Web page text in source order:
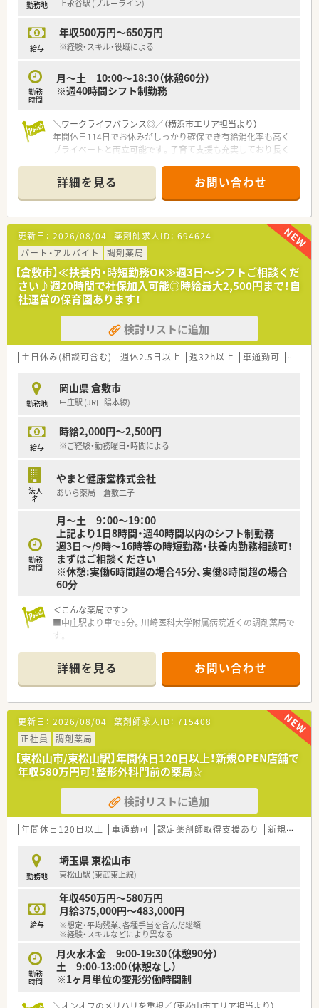
■店舗の9割以上が住宅街に立地しており、地域の方々のニーズ
勤務地 上永谷駅 (ブルーライン)
給与
年収500万円～650万円
※経験・スキル・役職による
勤務
時間
月～土 10:00～18:30（休憩60分）
※週40時間シフト制勤務
＼ワークライフバランス◎／（横浜市エリア担当より）
年間休日114日でお休みがしっかり確保でき有給消化率も高く
プライベートと両立可能です。子育て支援も充実しており長く
＊------------------------------------------＊
【店舗情報と応需状況について】
■上永谷駅からバスで15分ほどの住宅街に位置する、2025年1
月にオープンした調剤併設店です。
■面応需で幅広い処方箋を受け付けるほか、場所柄を活かして在
宅医療にも積極的に取り組んでいく予定です。
■処方箋枚数や勤務する薬剤師などの人員体制については、新規
オープンのため詳細な情報をお待ちください。
【求人情報について】
■ご経験やスキルを考慮のうえ、年収500万円から650万円の範
囲で条件をご提示させていただく予定です。
■年間休日は114日設定されており、年間シフトによる週休2日
制でプライベートの予定も立てやすい環境です。
万円の家賃補助プランをご利用いただけます。
【法人特徴について】
ッグストアを展開している大手企業です。
■東京と神奈川での合計店舗数は業界トップクラスであり、安定
とを重視しており、無理なノルマは設けていません。
■薬局長や管理薬剤師への就任を目指す方には、意欲と実績に応
じてキャリアアップの道が開かれています。
■在宅医療に特化した研修も用意されており、これからの時代に
必要とされる在宅スキルの習得が可能です。
■大手チェーンならではの多彩なキャリアパスが存在し、ご自身
の適性に合わせた長期的な成長が見込めます。
詳細を見る お問い合わせ
更新日： 2026/08/04 薬剤師求人ID： 694624
パート・アルバイト
調剤薬局
【倉敷市】≪扶養内・時短勤務OK≫週3日～シフトご相談くだ
さい♪週20時間で社保加入可能◎時給最大2,500円まで！自
社運営の保育園あります！
検討リストに追加
土日休み(相談可含む) 週休2.5日以上 週32h以上 車通勤可 高時
勤務地
岡山県 倉敷市
中庄駅 (JR山陽本線)
給与
時給2,000円～2,500円
※ご経験・勤務曜日・時間による
法人
名
やまと健康堂株式会社
あいら薬局 倉敷二子
勤務
時間
月～土 9：00～19：00
上記より1日8時間・週40時間以内のシフト制勤務
週3日～/9時～16時等の時短勤務・扶養内勤務相談可！
まずはご相談ください
※休憩:実働6時間超の場合45分、実働8時間超の場合
60分
＜こんな薬局です＞
■中庄駅より車で5分。川崎医科大学附属病院近くの調剤薬局で
す。
選定など新規開局に携わることのできるやりがいある環境で
す。
■多角的に事業展開する法人が運営しており経営も安定、自社運
営の保育園で子育て中の方のサポートをするなど働きやすい環
境を整えています。
■勤務薬剤師の場合調剤経験のある方、管理薬剤師の場合管理経
験のある方を募集しています。
■基本的に11月からの募集、勤務開始の前倒しは要相談です。
＜業務内容＞
■処方箋による調剤業務、服薬指導、薬剤情報の提供、施設在宅
など。外来と在宅を両立したハイブリッド型薬局を目指してい
ます。
■現場の先輩薬剤師より指導を受けて頂きます。
＜法人特徴＞
■ホテル・保育園・有料老人ホーム・調剤薬局の4つの事業を中心
に事業展開を行うホスピタリティ産業の会社です。
■全国15都道府県に事業所を展開しており、景気に左右されな
いストックビジネスで安定した経営をしています。
＜こんな方にもオススメ＞
■自身の経験を活かしたい方
■時短勤務での就業先をお探しの方
詳細を見る お問い合わせ
更新日： 2026/08/04 薬剤師求人ID： 715408
正社員
調剤薬局
【東松山市/東松山駅】年間休日120日以上！新規OPEN店舗で
年収580万円可！整形外科門前の薬局☆
検討リストに追加
年間休日120日以上 車通勤可 認定薬剤師取得支援あり 新規オープン
勤務地
埼玉県 東松山市
東松山駅 (東武東上線)
給与
年収450万円～580万円
月給375,000円～483,000円
※想定・平均残業、各種手当を含んだ総額
※経験・スキルなどにより異なる
勤務
時間
月火水木金 9:00-19:30（休憩90分）
土 9:00-13:00（休憩なし）
※1ヶ月単位の変形労働時間制